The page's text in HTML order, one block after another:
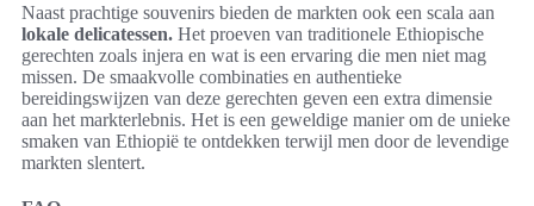
Naast prachtige souvenirs bieden de markten ook een scala aan
lokale delicatessen. Het proeven van traditionele Ethiopische
gerechten zoals injera en wat is een ervaring die men niet mag
missen. De smaakvolle combinaties en authentieke
bereidingswijzen van deze gerechten geven een extra dimensie
aan het markterlebnis. Het is een geweldige manier om de unieke
smaken van Ethiopië te ontdekken terwijl men door de levendige
markten slentert.